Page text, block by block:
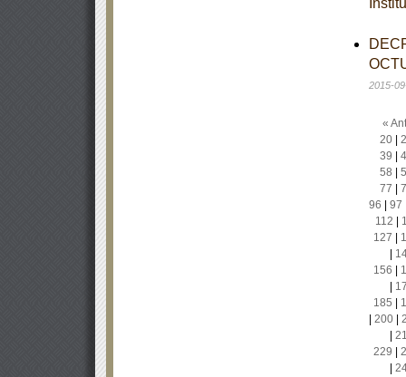
2015-
«
20|
39
58
77
96
97
112
127
156
185
200|
229